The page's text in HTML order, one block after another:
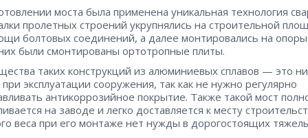
моста была применена уникальная технология
пролетных строений укрупнялись на строительной
болтовых соединений, а далее монтировались на
были смонтированы ортотропные плиты.
таких конструкций из алюминиевых сплавов — это
эксплуатации сооружения, так как не нужно регулярно
антикоррозийное покрытие. Также такой мост
на заводе и легко доставляется к месту
веса при его монтаже нет нужды в дорогостоящих